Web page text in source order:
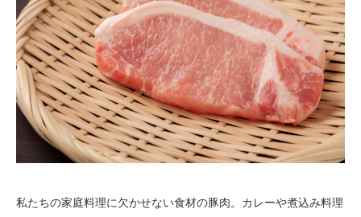
私たちの家庭料理に欠かせない食材の豚肉。カレーや煮込み料理